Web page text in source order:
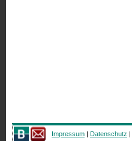
Impressum | Datenschutz |